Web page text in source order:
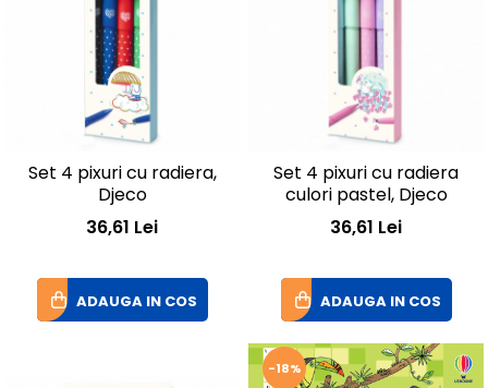
Set 4 pixuri cu radiera,
Djeco
36,61 Lei
ADAUGA IN COS
Set 4 pixuri cu radiera
culori pastel, Djeco
36,61 Lei
ADAUGA IN COS
-18%